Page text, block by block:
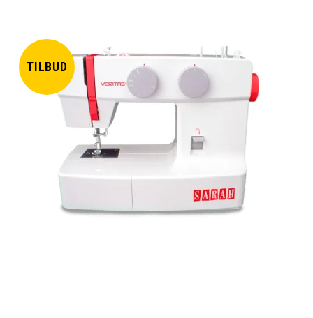
TILBUD